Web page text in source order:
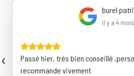
burel
il y a 4 mois
Passé hier, très bien conseillé
recommande vivement
‹